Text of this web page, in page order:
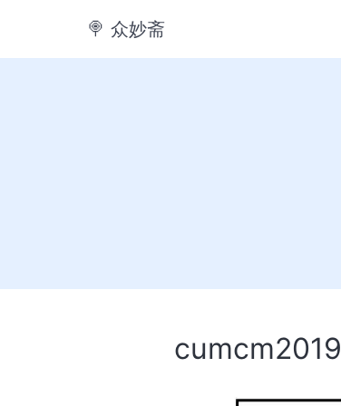
🍭️ 众妙斋
cumcm2019